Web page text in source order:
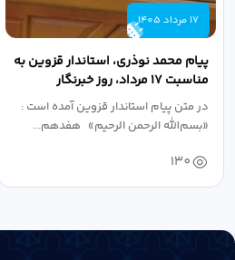
17 مرداد 1405
پیام محمد نوذری، استاندار قزوین به
مناسبت ۱۷ مرداد، روز خبرنگار
در متن پیام استاندار قزوین آمده است :
«بسم‌الله الرحمن الرحیم» هفدهم...
130